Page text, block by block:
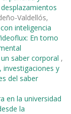
Valdellós,
inteligencia
En torno
saber corporal ,
investigaciones y
del saber
en la universidad
la